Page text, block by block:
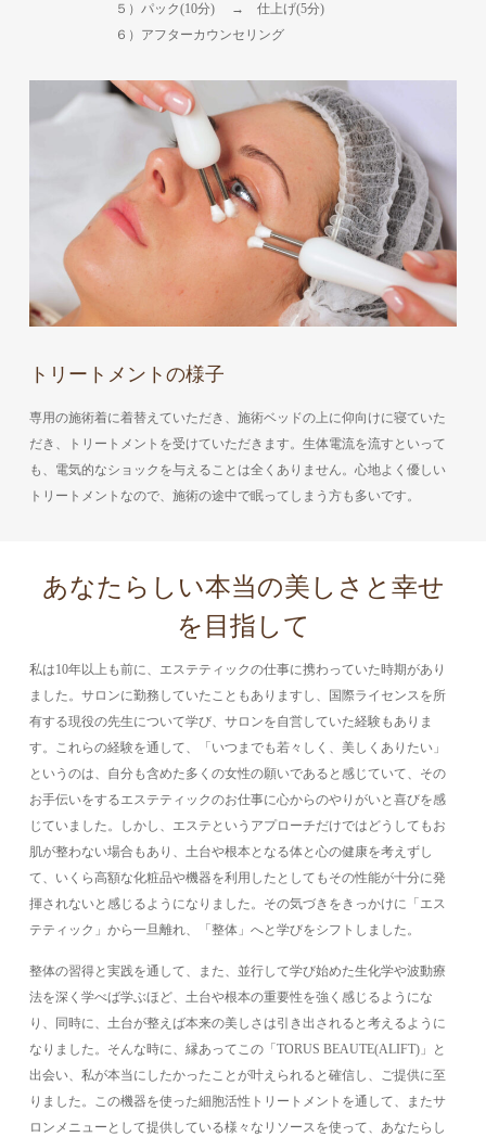
５）パック(10分) → 仕上げ(5分)
６）アフターカウンセリング
トリートメントの様子
専用の施術着に着替えていただき、施術ベッドの上に仰向けに寝ていた
だき、トリートメントを受けていただきます。生体電流を流すといって
も、電気的なショックを与えることは全くありません。心地よく優しい
トリートメントなので、施術の途中で眠ってしまう方も多いです。
あなたらしい本当の美しさと幸せ
を目指して
私は10年以上も前に、エステティックの仕事に携わっていた時期があり
ました。サロンに勤務していたこともありますし、国際ライセンスを所
有する現役の先生について学び、サロンを自営していた経験もありま
す。これらの経験を通して、「いつまでも若々しく、美しくありたい」
というのは、自分も含めた多くの女性の願いであると感じていて、その
お手伝いをするエステティックのお仕事に心からのやりがいと喜びを感
じていました。しかし、エステというアプローチだけではどうしてもお
肌が整わない場合もあり、土台や根本となる体と心の健康を考えずし
て、いくら高額な化粧品や機器を利用したとしてもその性能が十分に発
揮されないと感じるようになりました。その気づきをきっかけに「エス
テティック」から一旦離れ、「整体」へと学びをシフトしました。
整体の習得と実践を通して、また、並行して学び始めた生化学や波動療
法を深く学べば学ぶほど、土台や根本の重要性を強く感じるようにな
り、同時に、土台が整えば本来の美しさは引き出されると考えるように
なりました。そんな時に、縁あってこの「TORUS BEAUTE(ALIFT)」と
出会い、私が本当にしたかったことが叶えられると確信し、ご提供に至
りました。この機器を使った細胞活性トリートメントを通して、またサ
ロンメニューとして提供している様々なリソースを使って、あなたらし